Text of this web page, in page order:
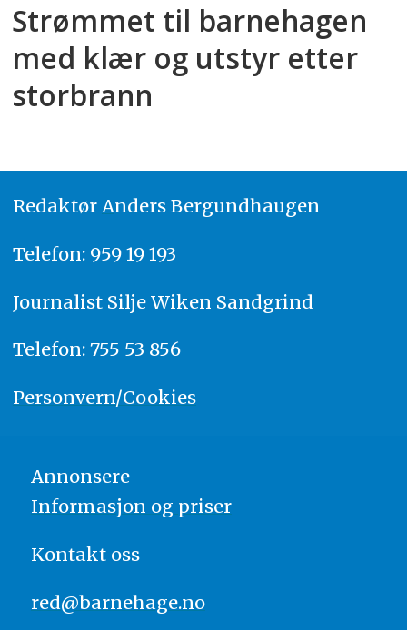
Strømmet til barnehagen
med klær og utstyr etter
storbrann
Redaktør Anders Bergundhaugen
Telefon: 959 19 193
Journalist Silje Wiken Sandgrind
Telefon: 755 53 856
Personvern/Cookies
Annonsere
Informasjon og priser
Kontakt oss
red@barnehage.no